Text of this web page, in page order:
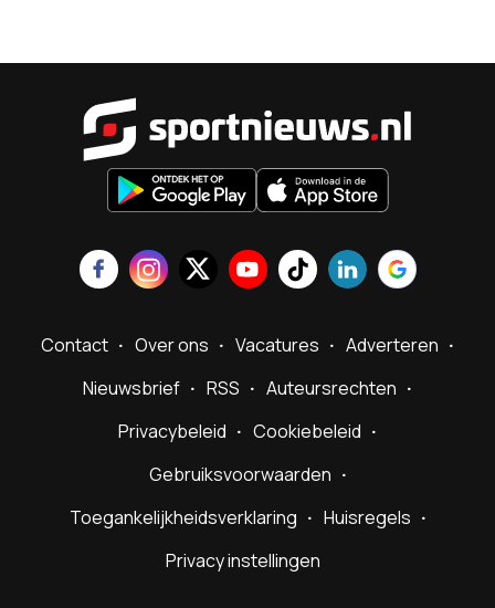
Contact Over ons Vacatures
Adverteren
Nieuwsbrief
RSS
Auteursrechten
Privacybeleid
Cookiebeleid
Gebruiksvoorwaarden
Toegankelijkheidsverklaring
Huisregels
Privacy instellingen